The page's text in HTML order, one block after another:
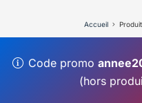
Accueil
Code promo
(hors